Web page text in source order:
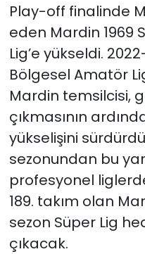
Play-off finalinde
eden Mardin 1969
Lig’e yükseldi.
Bölgesel Amatör
Mardin temsilcisi,
çıkmasının
yükselişini
sezonundan bu
profesyonel
189. takım olan
sezon Süper Lig
çıkacak.